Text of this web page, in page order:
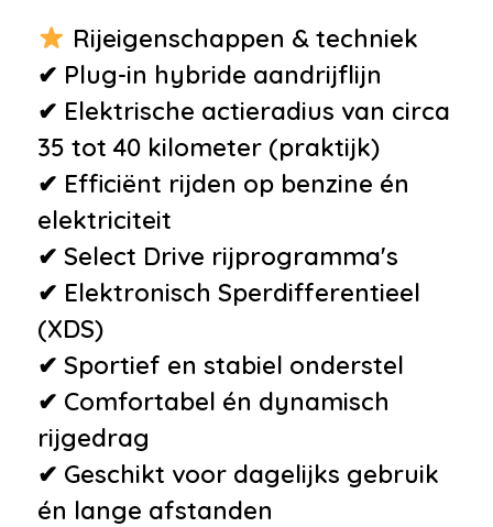
Veiligheid
•Anti Blokkeer Systeem
•Anti doorSlip Regeling
•Derde remlicht
•Elektronisch Stabiliteits
Programma
•Isofix bevestiging voor
kinderzitjes
•Remklauwen Blauw
•Vermoeidheids herkenning
•Airbag(s) hoofd achter
•Airbag(s) hoofd voor
•Airbag(s) knie
•Airbag(s) side voor
Rijeigenschappen & techniek
✔ Plug-in hybride aandrijflijn
✔ Elektrische actieradius van circa
35 tot 40 kilometer (praktijk)
✔ Efficiënt rijden op benzine én
elektriciteit
✔ Select Drive rijprogramma's
✔ Elektronisch Sperdifferentieel
(XDS)
✔ Sportief en stabiel onderstel
✔ Comfortabel én dynamisch
rijgedrag
✔ Geschikt voor dagelijks gebruik
én lange afstanden